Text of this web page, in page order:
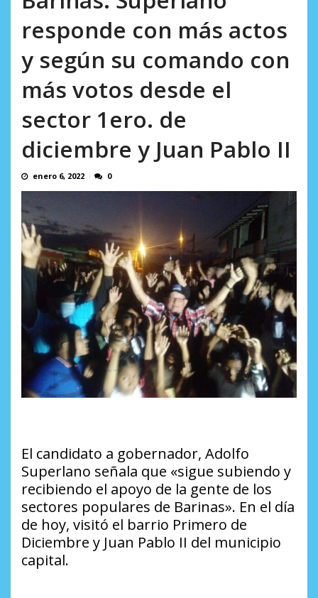
responde con más actos
y según su comando con
más votos desde el
sector 1ero. de
diciembre y Juan Pablo II
enero 6, 2022 0
El candidato a gobernador, Adolfo
Superlano señala que «sigue subiendo y
recibiendo el apoyo de la gente de los
sectores populares de Barinas». En el día
de hoy, visitó el barrio Primero de
Diciembre y Juan Pablo II del municipio
capital.